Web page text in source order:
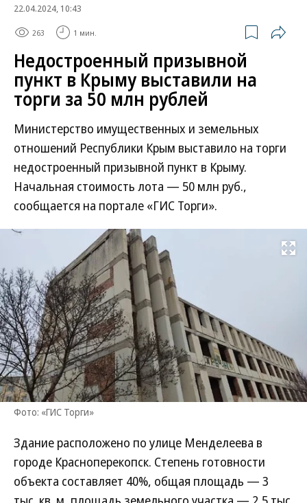
22.04.2024, 10:43
263 1 мин.
Недостроенный призывной
пункт в Крыму выставили на
торги за 50 млн рублей
Министерство имущественных и земельных
отношений Республики Крым выставило на торги
недостроенный призывной пункт в Крыму.
Начальная стоимость лота — 50 млн руб.,
сообщается на портале «ГИС Торги».
Развернуть
Фото: «ГИС Торги»
Здание расположено по улице Менделеева в
городе Красноперекопск. Степень готовности
объекта составляет 40%, общая площадь — 3